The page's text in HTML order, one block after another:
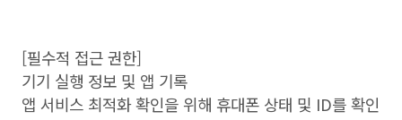
[필수적 접근 권한]
기기 실행 정보 및 앱 기록
앱 서비스 최적화 확인을 위해 휴대폰 상태 및 ID를 확인